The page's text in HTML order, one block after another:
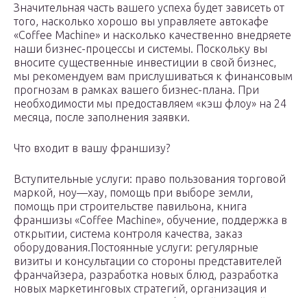
Значительная часть вашего успеха будет зависеть от
того, насколько хорошо вы управляете автокафе
«Coffee Machine» и насколько качественно внедряете
наши бизнес-процессы и системы. Поскольку вы
вносите существенные инвестиции в свой бизнес,
мы рекомендуем вам прислушиваться к финансовым
прогнозам в рамках вашего бизнес-плана. При
необходимости мы предоставляем «кэш флоу» на 24
месяца, после заполнения заявки.
Что входит в вашу франшизу?
Вступительные услуги: право пользования торговой
маркой, ноу—хау, помощь при выборе земли,
помощь при строительстве павильона, книга
франшизы «Coffee Machine», обучение, поддержка в
открытии, система контроля качества, заказ
оборудования.Постоянные услуги: регулярные
визиты и консультации со стороны представителей
франчайзера, разработка новых блюд, разработка
новых маркетинговых стратегий, организация и